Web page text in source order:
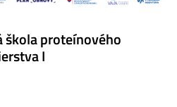
škola proteínového
I